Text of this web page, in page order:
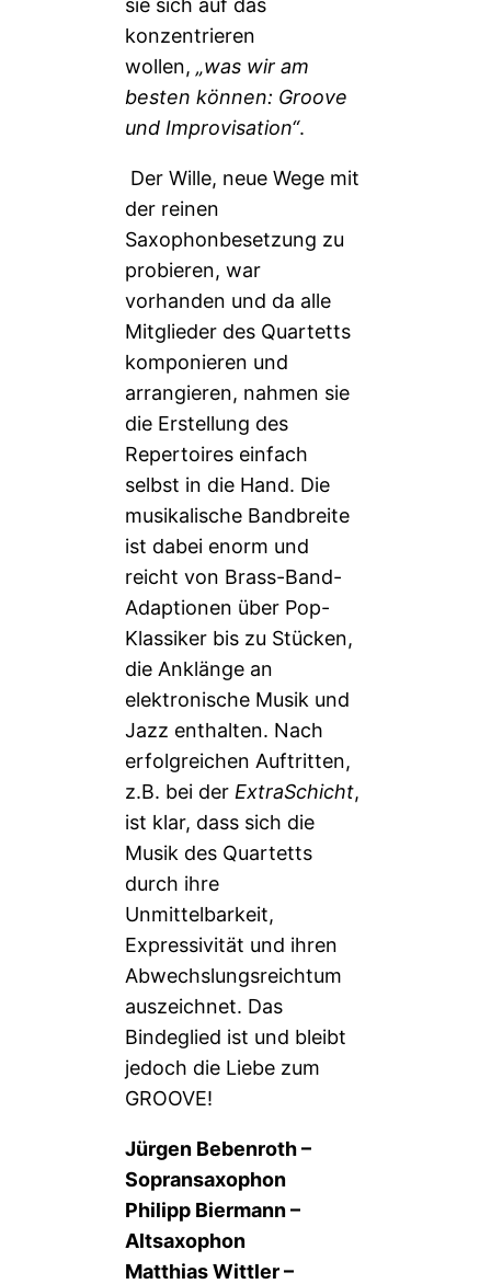
sie sich auf das
konzentrieren
wollen,„was wir am
besten können: Groove
und Improvisation“.
Der Wille, neue Wege mit
der reinen
Saxophonbesetzung zu
probieren, war
vorhanden und da alle
Mitglieder des Quartetts
komponieren und
arrangieren, nahmen sie
die Erstellung des
Repertoires einfach
selbst in die Hand. Die
musikalische Bandbreite
ist dabei enorm und
reicht von Brass-Band-
Adaptionen über Pop-
Klassiker bis zu Stücken,
die Anklänge an
elektronische Musik und
Jazz enthalten. Nach
erfolgreichen Auftritten,
z.B. bei der ExtraSchicht,
ist klar, dass sich die
Musik des Quartetts
durch ihre
Unmittelbarkeit,
Expressivität und ihren
Abwechslungsreichtum
auszeichnet. Das
Bindeglied ist und bleibt
jedoch die Liebe zum
GROOVE!
Jürgen Bebenroth –
Sopransaxophon
Philipp Biermann –
Altsaxophon
Matthias Wittler –